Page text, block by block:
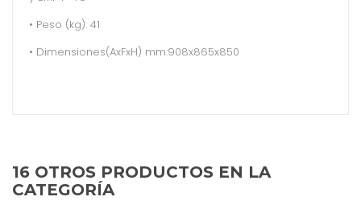
• Peso (kg): 41
• Dimensiones(AxFxH) mm:908x865x850
16 OTROS PRODUCTOS EN LA
CATEGORÍA